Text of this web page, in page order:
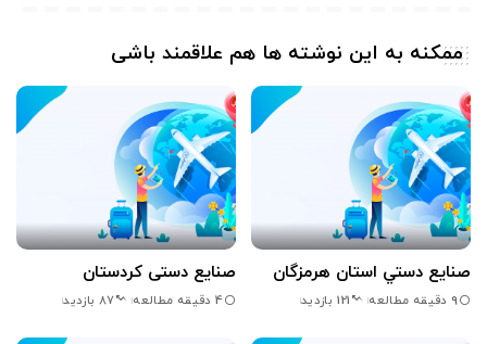
ممکنه به این نوشته ها هم علاقمند باشی
صنايع دستي استان هرمزگان
9 دقیقه مطالعه 121 بازدید
صنایع دستی کردستان
4 دقیقه مطالعه 87 بازدید